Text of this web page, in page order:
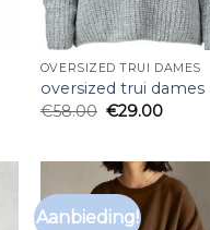
OVERSIZED TRUI DAMES
oversized trui dames
€58.00 €29.00
Aanbieding!